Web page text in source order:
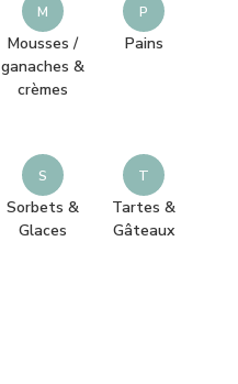
M
Mousses /
ganaches &
crèmes
P
Pains
S
Sorbets &
Glaces
T
Tartes &
Gâteaux